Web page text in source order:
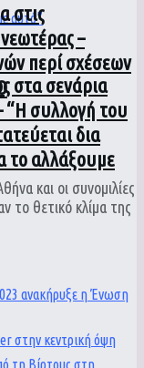
στα σενάρια
“Η συλλογή του
δια
το αλλάξουμε
στις
–
περί σχέσεων
και οι συνομιλίες
θετικό κλίμα της